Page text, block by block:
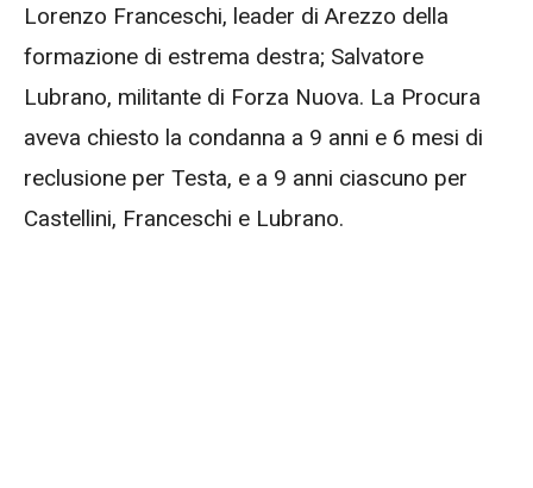
Lorenzo Franceschi, leader di Arezzo della
formazione di estrema destra; Salvatore
Lubrano, militante di Forza Nuova. La Procura
aveva chiesto la condanna a 9 anni e 6 mesi di
reclusione per Testa, e a 9 anni ciascuno per
Castellini, Franceschi e Lubrano.